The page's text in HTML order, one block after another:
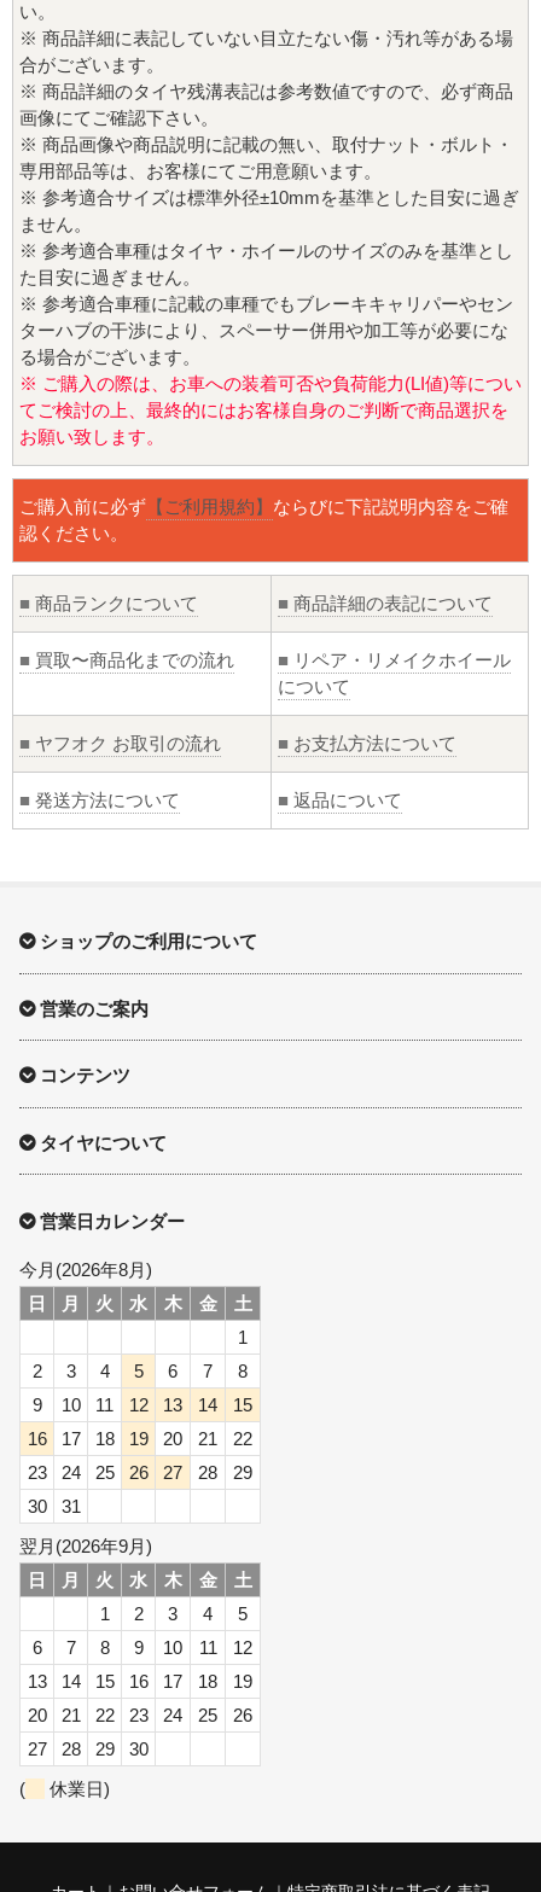
い。
※ 商品詳細に表記していない目立たない傷・汚れ等がある場
合がございます。
※ 商品詳細のタイヤ残溝表記は参考数値ですので、必ず商品
画像にてご確認下さい。
※ 商品画像や商品説明に記載の無い、取付ナット・ボルト・
専用部品等は、お客様にてご用意願います。
※ 参考適合サイズは標準外径±10mmを基準とした目安に過ぎ
ません。
※ 参考適合車種はタイヤ・ホイールのサイズのみを基準とし
た目安に過ぎません。
※ 参考適合車種に記載の車種でもブレーキキャリパーやセン
ターハブの干渉により、スペーサー併用や加工等が必要にな
る場合がございます。
※ ご購入の際は、お車への装着可否や負荷能力(LI値)等につい
てご検討の上、最終的にはお客様自身のご判断で商品選択を
お願い致します。
ご購入前に必ず 【ご利用規約】 ならびに下記説明内容をご確
認ください。
■ 商品ランクについて ■ 商品詳細の表記について
■ 買取〜商品化までの流れ ■ リペア・リメイクホイール
について
■ ヤフオク お取引の流れ ■ お支払方法について
■ 発送方法について ■ 返品について
ショップのご利用について
営業のご案内
コンテンツ
タイヤについて
営業日カレンダー
今月(2026年8月)
日
月 火 水 木 金
土
1
2
3 4 5 6 7
8
9
10 11 12 13 14
15
16
17 18 19 20 21
22
23
24 25 26 27 28
29
30
31
翌月(2026年9月)
日
月 火 水 木 金
土
1
2 3 4
5
6
7 8 9 10 11
12
13
14 15 16 17 18
19
20
21 22 23 24 25
26
27
28 29
30
(
休業日)